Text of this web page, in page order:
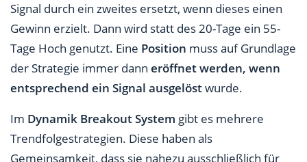
Signal durch ein zweites ersetzt, wenn dieses einen
Gewinn erzielt. Dann wird statt des 20-Tage ein 55-
Tage Hoch genutzt. Eine Position muss auf Grundlage
der Strategie immer dann eröffnet werden, wenn
entsprechend ein Signal ausgelöstwurde.
Im Dynamik Breakout System gibt es mehrere
Trendfolgestrategien. Diese haben als
Gemeinsamkeit, dass sie nahezu ausschließlich für